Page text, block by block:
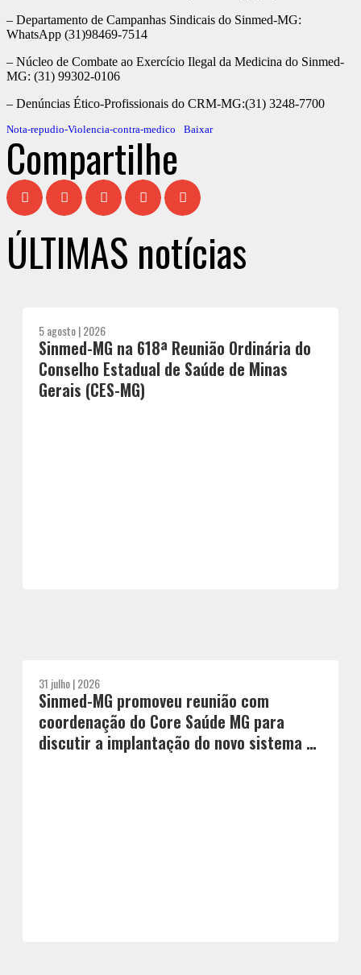
– Departamento de Campanhas Sindicais do Sinmed-MG:
WhatsApp (31)98469-7514
– Núcleo de Combate ao Exercício Ilegal da Medicina do Sinmed-
MG: (31) 99302-0106
– Denúncias Ético-Profissionais do CRM-MG:(31) 3248-7700
Nota-repudio-Violencia-contra-medico Baixar
Compartilhe
ÚLTIMAS notícias
5 agosto | 2026
Sinmed-MG na 618ª Reunião Ordinária do
Conselho Estadual de Saúde de Minas
Gerais (CES-MG)
31 julho | 2026
Sinmed-MG promoveu reunião com
coordenação do Core Saúde MG para
discutir a implantação do novo sistema de